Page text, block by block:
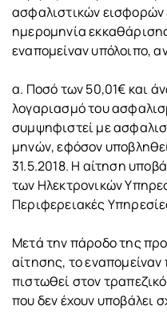
ασφαλιστικών εισφορών
ημερομηνία
εναπομείναν υπόλοιπο,
α. Ποσό των 50,01€ και
λογαριασμό του
συμψηφιστεί με
μηνών, εφόσον
31.5.2018. Η αίτηση
των Ηλεκτρονικών
Περιφερειακές
Μετά την πάροδο της
αίτησης, το
πιστωθεί στον
που δεν έχουν υποβάλει